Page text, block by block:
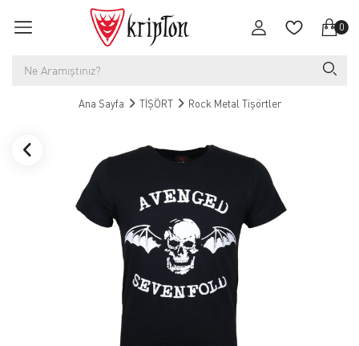
0
Ana Sayfa TİŞÖRT Rock Metal Tişörtler